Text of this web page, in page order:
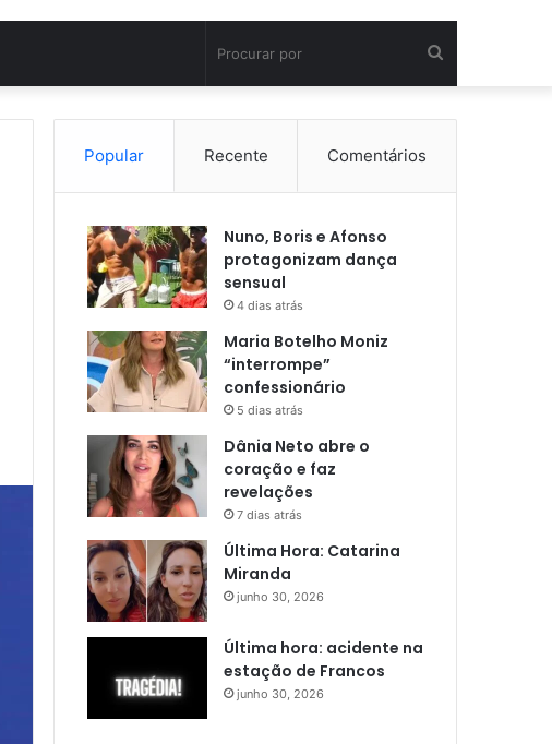
por
Popular Recente Comentários
Nuno, Boris e Afonso
protagonizam dança
sensual
4 dias atrás
Maria Botelho Moniz
“interrompe”
confessionário
5 dias atrás
Dânia Neto abre o
coração e faz
revelações
7 dias atrás
Última Hora: Catarina
Miranda
junho 30, 2026
Última hora: acidente na
estação de Francos
junho 30, 2026